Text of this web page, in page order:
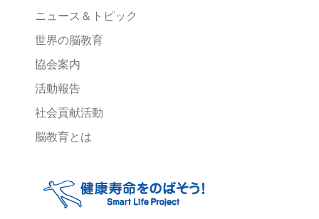
ニュース＆トピック
世界の脳教育
協会案内
活動報告
社会貢献活動
脳教育とは